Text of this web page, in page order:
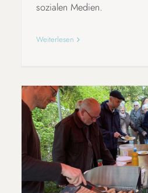
sozialen Medien.
Weiterlesen
WENN DER KIEZ ZUM
WIRD